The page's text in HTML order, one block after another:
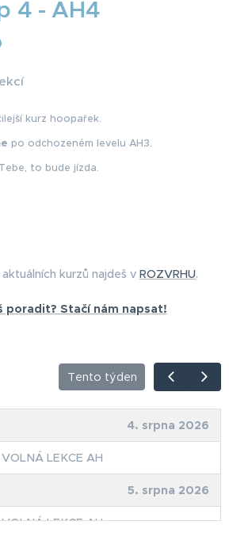
4 - AH4
kurz hoopařek.
po odchozeném levelu AH3.
to bude jízda.
kurzů najdeš v ROZVRHU.
poradit? Stačí nám napsat!
Tento týden
4. srpna 2026
VOLNÁ LEKCE AH
5. srpna 2026
VOLNÁ LEKCE AH